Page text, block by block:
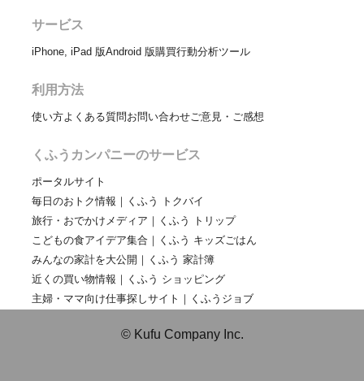
サービス
iPhone, iPad 版Android 版購買行動分析ツール
利用方法
使い方よくある質問お問い合わせ ご意見・ご感想
くふうカンパニーのサービス
ポータルサイト
毎日のおトク情報｜くふう トクバイ
旅行・おでかけメディア｜くふう トリップ
こどもの食アイデア集合｜くふう キッズごはん
みんなの家計を大公開｜くふう 家計簿
近くの買い物情報｜くふう ショッピング
主婦・ママ向け仕事探しサイト｜くふうジョブ
© Kufu Company Inc.